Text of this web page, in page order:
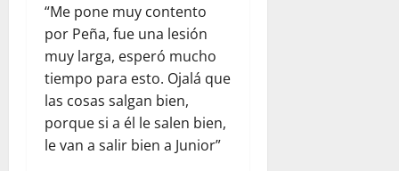
“Me pone muy contento
por Peña, fue una lesión
muy larga, esperó mucho
tiempo para esto. Ojalá que
las cosas salgan bien,
porque si a él le salen bien,
le van a salir bien a Junior”